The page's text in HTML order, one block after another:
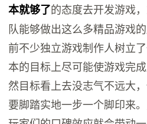
本就够了的态度去开发游戏
队能够做出这么多精品游戏
前不少独立游戏制作人树立
本的目标上尽可能使游戏完
然目标看上去没志气不远大
要脚踏实地一步一个脚印来